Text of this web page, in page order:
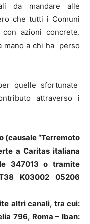
da mandare alle
che tutti i Comuni
azioni concrete.
mano a chi ha perso
quelle sfortunate
attraverso i
(causale “Terremoto
a Caritas italiana
347013 o tramite
K03002 05206
altri canali, tra cui:
796, Roma – Iban: